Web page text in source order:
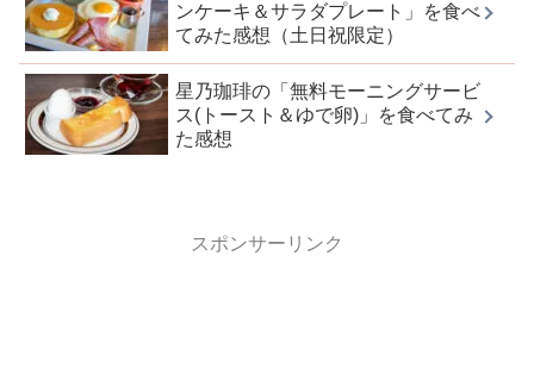
ンケーキ＆サラダプレート」を食べ
てみた感想（土日祝限定）
星乃珈琲の「無料モーニングサービ
ス(トースト＆ゆで卵)」を食べてみ
た感想
スポンサーリンク